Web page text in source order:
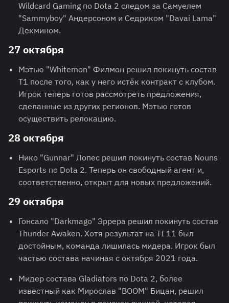
Wildcard Gaming по Dota 2 следом за Самуелем
"Sammyboy" Андерсоном и Седриком "Davai Lama"
Декмином.
27 октября
Мэтью "Whitemon" Филмон решил покинуть состав
T1 после того, как у него истёк контракт с клубом.
Игрок теперь готов рассмотреть предложения,
сделанные из других регионов. Мэтью готов
осуществить релокацию.
28 октября
Нико "Gunnar" Лопес решил покинуть состав Nouns
Esports по Dota 2. Теперь он свободный агент и,
соответственно, открыт для новых предложений.
29 октября
Гонсало "Darkmago" Эррера решил покинуть состав
Thunder Awaken. Хотя результат на TI 11 был
достойным, команда лишилась мидера. Игрок был
частью состава начиная с октября 2021 года.
Мидер состава Gladiators по Dota 2, более
известный как Мирослав "BOOM" Бицан, решил